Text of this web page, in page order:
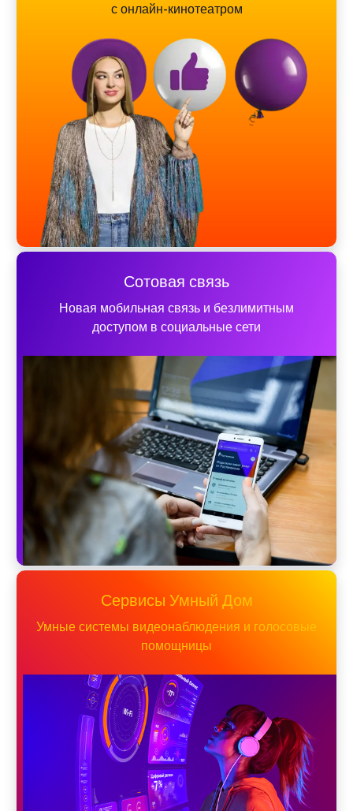
с онлайн-кинотеатром
Сотовая связь
Новая мобильная связь и безлимитным
доступом в социальные сети
Сервисы Умный Дом
Умные системы видеонаблюдения и голосовые
помощницы